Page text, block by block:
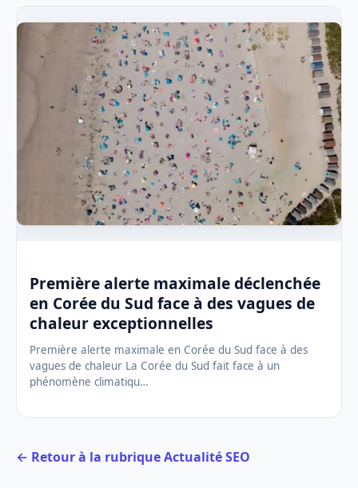
Première alerte maximale déclenchée
en Corée du Sud face à des vagues de
chaleur exceptionnelles
Première alerte maximale en Corée du Sud face à des
vagues de chaleur La Corée du Sud fait face à un
phénomène climatiqu…
← Retour à la rubrique Actualité SEO